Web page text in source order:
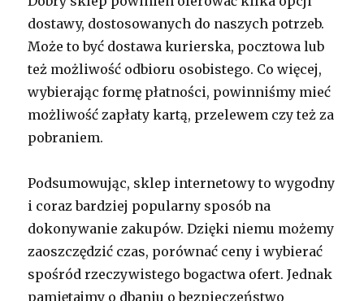
dostawy, dostosowanych do naszych potrzeb.
Może to być dostawa kurierska, pocztowa lub
też możliwość odbioru osobistego. Co więcej,
wybierając formę płatności, powinniśmy mieć
możliwość zapłaty kartą, przelewem czy też za
pobraniem.
Podsumowując, sklep internetowy to wygodny
i coraz bardziej popularny sposób na
dokonywanie zakupów. Dzięki niemu możemy
zaoszczędzić czas, porównać ceny i wybierać
spośród rzeczywistego bogactwa ofert. Jednak
pamiętajmy o dbaniu o bezpieczeństwo